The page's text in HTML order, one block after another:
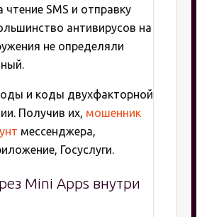
чтение SMS и отправку
антивирусов на
не определяли
и коды двухфакторной
Получив их, мошенник
мессенджера,
Госуслуги.
Mini Apps внутри